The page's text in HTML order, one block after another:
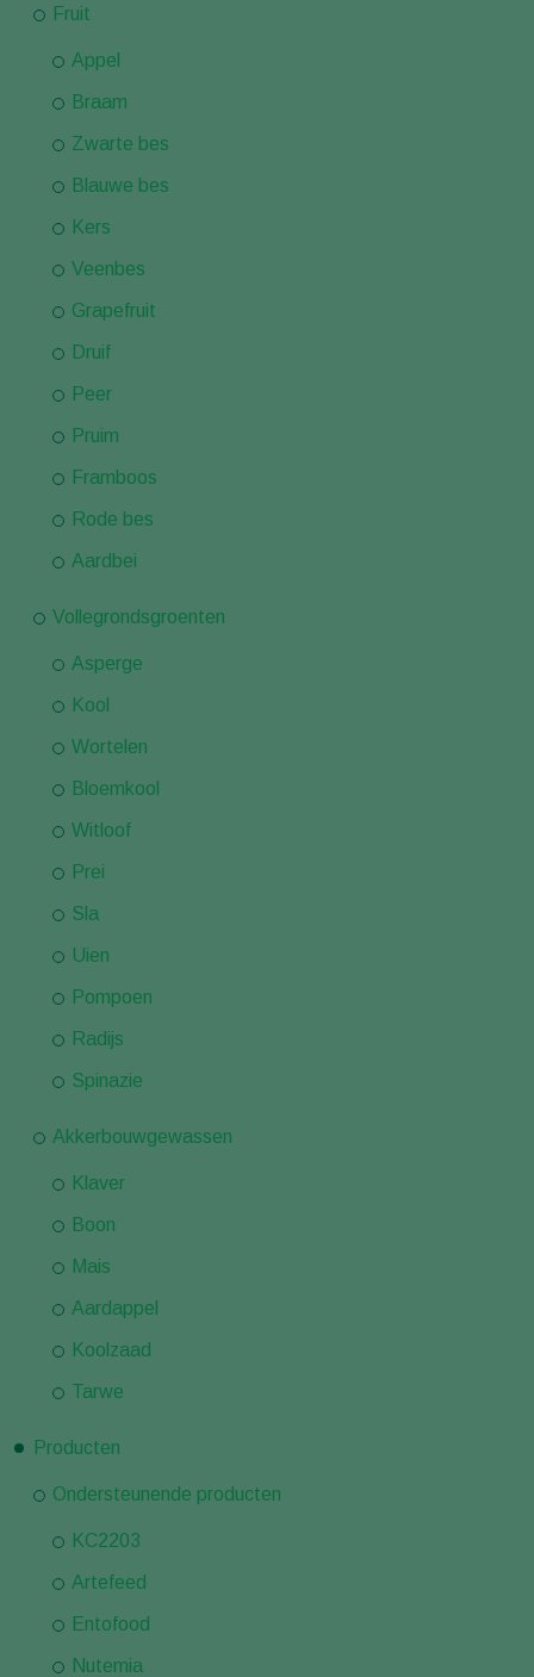
Fruit
Appel
Braam
Zwarte bes
Blauwe bes
Kers
Veenbes
Grapefruit
Druif
Peer
Pruim
Framboos
Rode bes
Aardbei
Vollegrondsgroenten
Asperge
Kool
Wortelen
Bloemkool
Witloof
Prei
Sla
Uien
Pompoen
Radijs
Spinazie
Akkerbouwgewassen
Klaver
Boon
Mais
Aardappel
Koolzaad
Tarwe
Producten
Ondersteunende producten
KC2203
Artefeed
Entofood
Nutemia